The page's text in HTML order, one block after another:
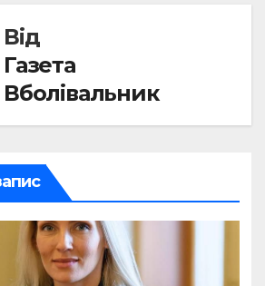
Від
Газета
Вболівальник